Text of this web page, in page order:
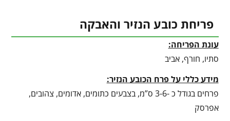
פריחת כובע הנזיר והאבקה
עונת הפריחה:
סתיו, חורף, אביב
מידע כללי על פרח הכובע הנזיר:
פרחים בגודל כ -3-6 ס”מ, בצבעים כתומים, אדומים, צהובים,
אפרסק